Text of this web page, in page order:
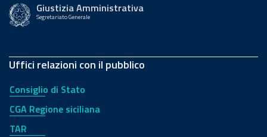
Giustizia Amministrativa
Segretariato Generale
Uffici relazioni con il pubblico
Consiglio di Stato
CGA Regione siciliana
TAR